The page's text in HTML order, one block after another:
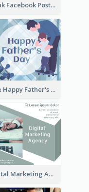
Blank Facebook Post
Blue Happy Father's Day Facebook Post
Digital Marketing Agency Green Facebook Post